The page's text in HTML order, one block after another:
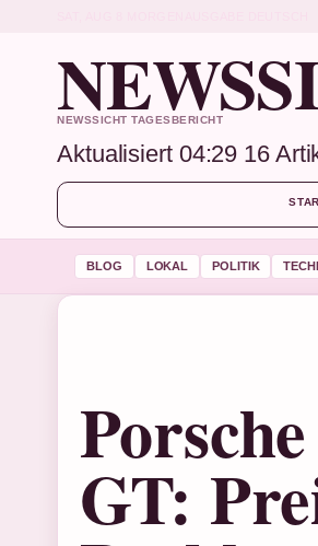
NEWSSICHT TAGESBERICHT
Aktualisiert 04:29 16
BLOG LOKAL POLITIK
GT: